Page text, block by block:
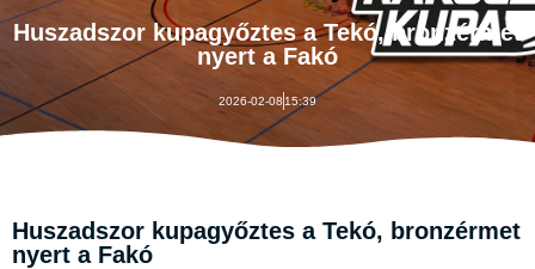
Huszadszor kupagyőztes a Tekó, bronzérmet
nyert a Fakó
2026-02-08 15:39
Huszadszor kupagyőztes a Tekó, bronzérmet
nyert a Fakó